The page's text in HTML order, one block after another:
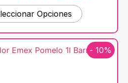
Opciones
- 10%